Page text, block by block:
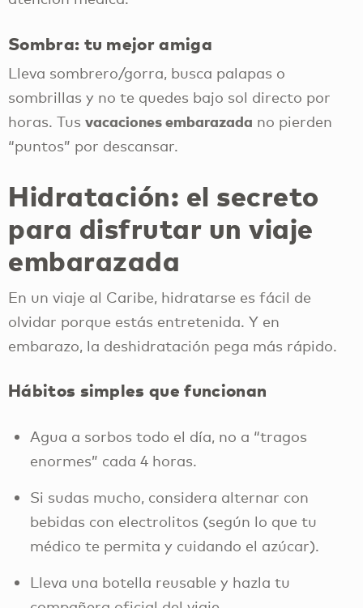
Sombra: tu mejor amiga
Lleva sombrero/gorra, busca palapas o
sombrillas y no te quedes bajo sol directo por
horas. Tus vacaciones embarazada no pierden
“puntos” por descansar.
Hidratación: el secreto
para disfrutar un viaje
embarazada
En un viaje al Caribe, hidratarse es fácil de
olvidar porque estás entretenida. Y en
embarazo, la deshidratación pega más rápido.
Hábitos simples que funcionan
Agua a sorbos todo el día, no a “tragos
enormes” cada 4 horas.
Si sudas mucho, considera alternar con
bebidas con electrolitos (según lo que tu
médico te permita y cuidando el azúcar).
Lleva una botella reusable y hazla tu